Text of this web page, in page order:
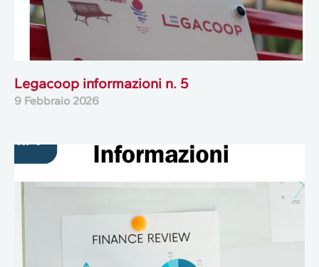
Legacoop informazioni n. 5
9 Febbraio 2026